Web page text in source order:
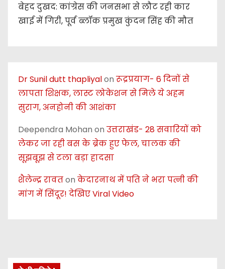
बेहद दुखद: कांग्रेस की जनसभा से लौट रही कार
खाई में गिरी, पूर्व ब्लॉक प्रमुख कुंदन सिंह की मौत
Dr Sunil dutt thapliyalon रूद्रप्रयाग- 6 दिनों से
लापता शिक्षक, लास्ट लोकेशन से मिले ये अहम
सुराग, अनहोनी की आशंका
Deependra Mohan on उत्तराखंड- 28 सवारियों को
लेकर जा रही बस के ब्रेक हुए फेल, चालक की
सूझबूझ से टला बड़ा हादसा
शैलेन्द्र रावतon केदारनाथ में पति ने भरा पत्नी की
मांग में सिंदूर! देखिए Viral Video